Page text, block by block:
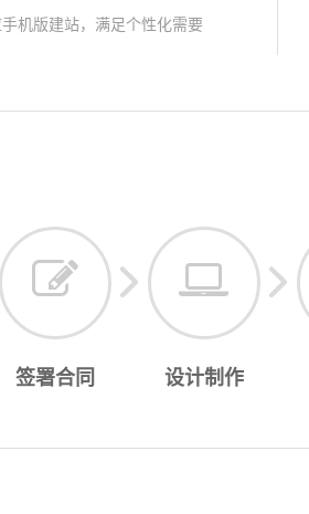
机版建站，满足个性化需要
签署合同 设计制作